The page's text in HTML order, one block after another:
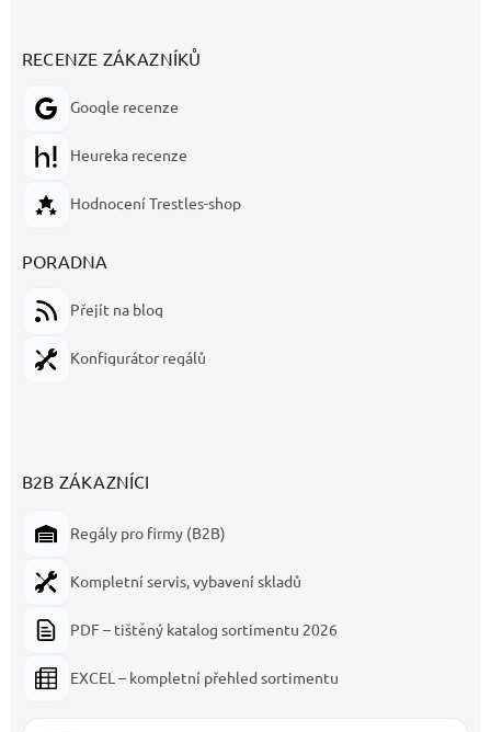
RECENZE ZÁKAZNÍKŮ
Google recenze
Heureka recenze
Hodnocení Trestles-shop
PORADNA
Přejít na blog
Konfigurátor regálů
B2B ZÁKAZNÍCI
Regály pro firmy (B2B)
Kompletní servis, vybavení skladů
PDF – tištěný katalog sortimentu 2026
EXCEL – kompletní přehled sortimentu